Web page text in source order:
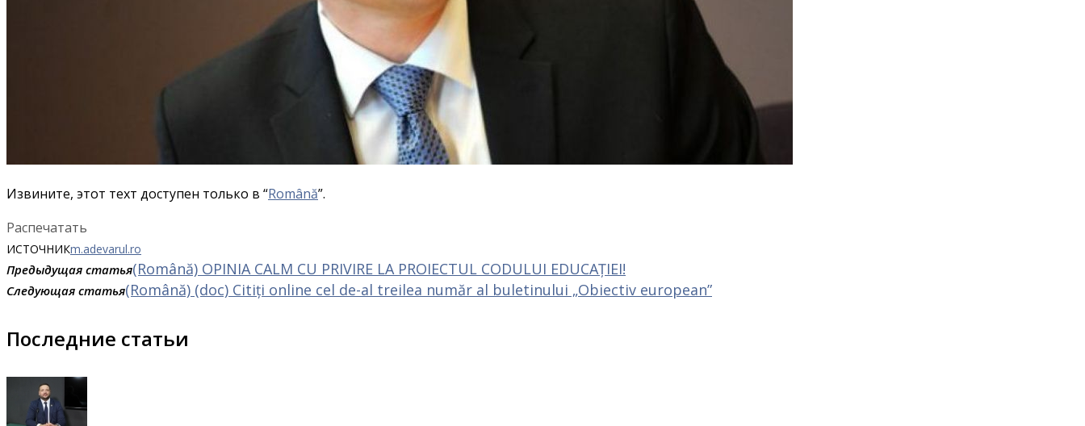
Извините, этот техт доступен только в “Română”.
Распечатать
ИСТОЧНИКm.adevarul.ro
Предыдущая статья(Română) OPINIA CALM CU PRIVIRE LA PROIECTUL CODULUI EDUCAȚIEI!
Следующая статья(Română) (doc) Citiți online cel de-al treilea număr al buletinului „Obiectiv european”
Последние статьи